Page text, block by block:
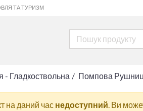
ТА ТУРИЗМ
- Гладкоствольна Помпова
на даний час недоступний. Ви